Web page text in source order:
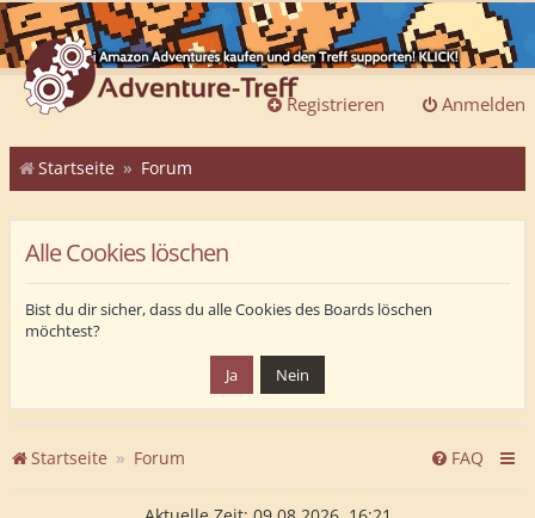
Anmelden
Registrieren
Startseite Forum
Alle Cookies löschen
Bist du dir sicher, dass du alle Cookies des Boards löschen
möchtest?
Startseite Forum FAQ